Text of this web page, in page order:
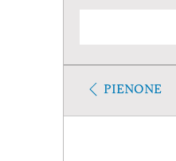
PIENONE